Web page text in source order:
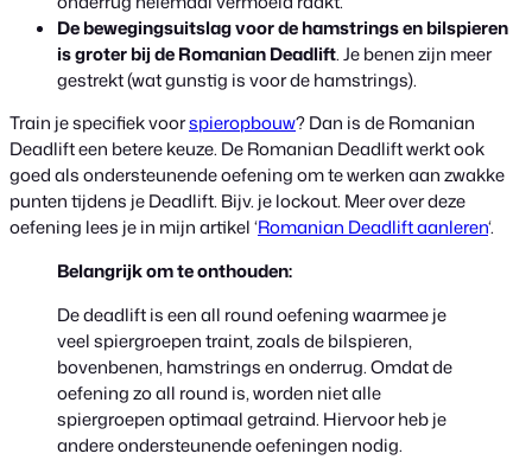
De bewegingsuitslag voor de hamstrings en bilspieren
is groter bij de Romanian Deadlift. Je benen zijn meer
gestrekt (wat gunstig is voor de hamstrings).
Train je specifiek voorspieropbouw? Dan is de Romanian
Deadlift een betere keuze. De Romanian Deadlift werkt ook
goed als ondersteunende oefening om te werken aan zwakke
punten tijdens je Deadlift. Bijv. je lockout. Meer over deze
oefening lees je in mijn artikel ‘Romanian Deadlift aanleren‘.
Belangrijk om te onthouden:
De deadlift is een all round oefening waarmee je
veel spiergroepen traint, zoals de bilspieren,
bovenbenen, hamstrings en onderrug. Omdat de
oefening zo all round is, worden niet alle
spiergroepen optimaal getraind. Hiervoor heb je
andere ondersteunende oefeningen nodig.